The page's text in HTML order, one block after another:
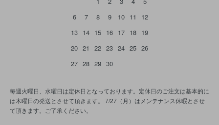
6
7 8 9 10 11
12
13 14 15 16 17 18 19
20 21 22 23 24 25 26
27 28 29 30
毎週火曜日、水曜日は定休日となっております。定休日のご注文は基本的に
は木曜日の発送とさせて頂きます。 7/27（月）はメンテナンス休暇とさせ
て頂きます。ご了承ください。